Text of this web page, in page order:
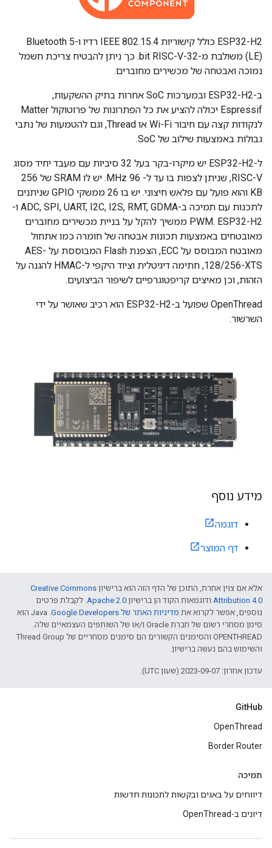
ESP32-H2 כולל קישוריות IEEE 802.15.4 רדיו ו-Bluetooth 5
(LE) משולבת מ-32-bit RISC-V. כך ניתן להבטיח צריכת חשמל
נמוכה ואבטחה של מכשירים מחוברים.
ב-ESP32-H2 ובמערכות SoC אחרות בתיק ההשקעות,
Espressif יכולה להציע את כל הפתרונות של פרוטוקול Matter
לנקודות קצה עם חיבור Wi-Fi או Thread, וגם להטמעות של נתבי
גבולות באמצעות שילוב של SoC.
ל-ESP32-H2 יש מיקרו-בקר בעל 32 סיביות עם מעבד יחיד מסוג
RISC-V, שניתן לצפות בו עד ל- 96 MHz. יש לו SRAM של 256
KB והוא פועל עם פלאש חיצוני. יש בו 26 ממשקי GPIO שניתנים
לתכנות עם תמיכה ב-ADC, SPI, UART, I2C, I2S, RMT, GDMA ו-
PWM. ESP32-H2 ממשיך להקל על בניית מכשירים מחוברים
מאובטחים באמצעות תכונות אבטחה של חומרה כמו אתחול
מאובטח המבוסס על ECC, הצפנת Flash המבוססת על AES-
128/256-XTS, חתימה דיגיטלית וציוד היקפי ל-HMAC להגנה על
הזהות, וכן מאיצים קריפטוגרפיים לשיפור הביצועים.
OpenThread שפועל ב-ESP32-H2 הוא רכיב שאושר על ידי
השרשור.
מידע נוסף
דוגמה
דף המוצר
אלא אם צוין אחרת, התוכן של הדף הזה הוא ברישיון Creative Commons
Attribution 4.0‏ ודוגמאות הקוד הן ברישיון Apache 2.0‏. לקבלת פרטים
נוספים, אפשר לקרוא את מדיניות האתר של Google Developers‏
.‏ Java הוא
סימן מסחרי רשום של חברת Oracle ו/או של השותפים העצמאיים שלה.
‫OPENTHREAD והסימנים הקשורים הם סימנים מסחריים של Thread Group
והשימוש בהם נעשה ברישיון.
עדכון אחרון: 2023-09-07 (שעון UTC).
GitHub
OpenThread
Border Router
תמיכה
דיווחים על באגים ובקשות לתכונות חדשות
דיונים ב-OpenThread